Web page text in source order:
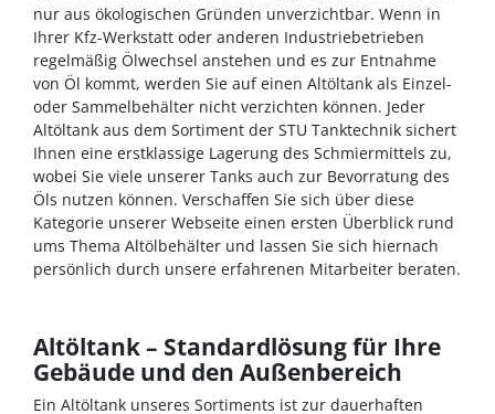
nur aus ökologischen Gründen unverzichtbar. Wenn in
Ihrer Kfz-Werkstatt oder anderen Industriebetrieben
regelmäßig Ölwechsel anstehen und es zur Entnahme
von Öl kommt, werden Sie auf einen Altöltank als Einzel-
oder Sammelbehälter nicht verzichten können. Jeder
Altöltank aus dem Sortiment der STU Tanktechnik sichert
Ihnen eine erstklassige Lagerung des Schmiermittels zu,
wobei Sie viele unserer Tanks auch zur Bevorratung des
Öls nutzen können. Verschaffen Sie sich über diese
Kategorie unserer Webseite einen ersten Überblick rund
ums Thema Altölbehälter und lassen Sie sich hiernach
persönlich durch unsere erfahrenen Mitarbeiter beraten.
Altöltank – Standardlösung für Ihre
Gebäude und den Außenbereich
Ein Altöltank unseres Sortiments ist zur dauerhaften